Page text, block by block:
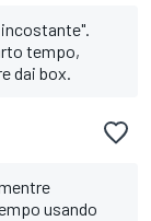
tempo,
dai box.
usando